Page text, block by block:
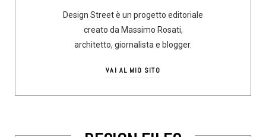
Design Street è un progetto editoriale
creato da Massimo Rosati,
architetto, giornalista e blogger.
VAI AL MIO SITO